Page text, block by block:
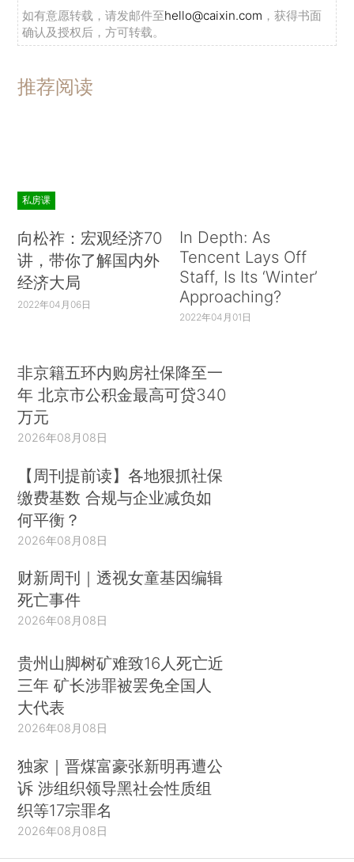
如有意愿转载，请发邮件至hello@caixin.com ，获得书面
确认及授权后，方可转载。
推荐阅读
私房课
向松祚：宏观经济70
讲，带你了解国内外
经济大局
2022年04月06日
In Depth: As
Tencent Lays Off
Staff, Is Its ‘Winter’
Approaching?
2022年04月01日
非京籍五环内购房社保降至一
年 北京市公积金最高可贷340
万元
2026年08月08日
【周刊提前读】各地狠抓社保
缴费基数 合规与企业减负如
何平衡？
2026年08月08日
财新周刊｜透视女童基因编辑
死亡事件
2026年08月08日
贵州山脚树矿难致16人死亡近
三年 矿长涉罪被罢免全国人
大代表
2026年08月08日
独家｜晋煤富豪张新明再遭公
诉 涉组织领导黑社会性质组
织等17宗罪名
2026年08月08日